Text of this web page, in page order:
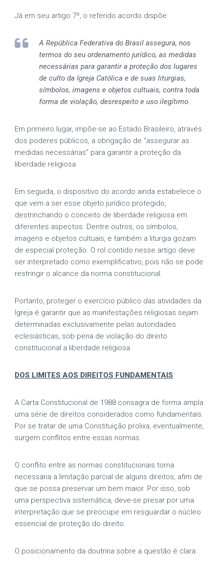
Já em seu artigo 7º, o referido acordo dispõe:
A República Federativa do Brasil assegura, nos
termos do seu ordenamento jurídico, as medidas
necessárias para garantir a proteção dos lugares
de culto da Igreja Católica e de suas liturgias,
símbolos, imagens e objetos cultuais, contra toda
forma de violação, desrespeito e uso ilegítimo.
Em primeiro lugar, impõe-se ao Estado Brasileiro, através
dos poderes públicos, a obrigação de “assegurar as
medidas necessárias” para garantir a proteção da
liberdade religiosa.
Em seguida, o dispositivo do acordo ainda estabelece o
que vem a ser esse objeto jurídico protegido,
destrinchando o conceito de liberdade religiosa em
diferentes aspectos. Dentre outros, os símbolos,
imagens e objetos cultuais, e também a liturgia gozam
de especial proteção. O rol contido nesse artigo deve
ser interpretado como exemplificativo, pois não se pode
restringir o alcance da norma constitucional.
Portanto, proteger o exercício público das atividades da
Igreja é garantir que as manifestações religiosas sejam
determinadas exclusivamente pelas autoridades
eclesiásticas, sob pena de violação do direito
constitucional a liberdade religiosa.
DOS LIMITES AOS DIREITOS FUNDAMENTAIS
A Carta Constitucional de 1988 consagra de forma ampla
uma série de direitos considerados como fundamentais.
Por se tratar de uma Constituição prolixa, eventualmente,
surgem conflitos entre essas normas.
O conflito entre as normas constitucionais torna
necessária a limitação parcial de alguns direitos, afim de
que se possa preservar um bem maior. Por isso, sob
uma perspectiva sistemática, deve-se presar por uma
interpretação que se preocupe em resguardar o núcleo
essencial de proteção do direito.
O posicionamento da doutrina sobre a questão é clara: